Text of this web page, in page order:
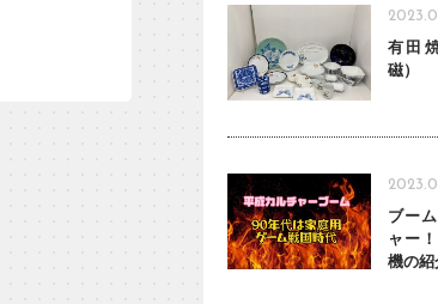
有田
磁）
ブー
ャー
機の紹